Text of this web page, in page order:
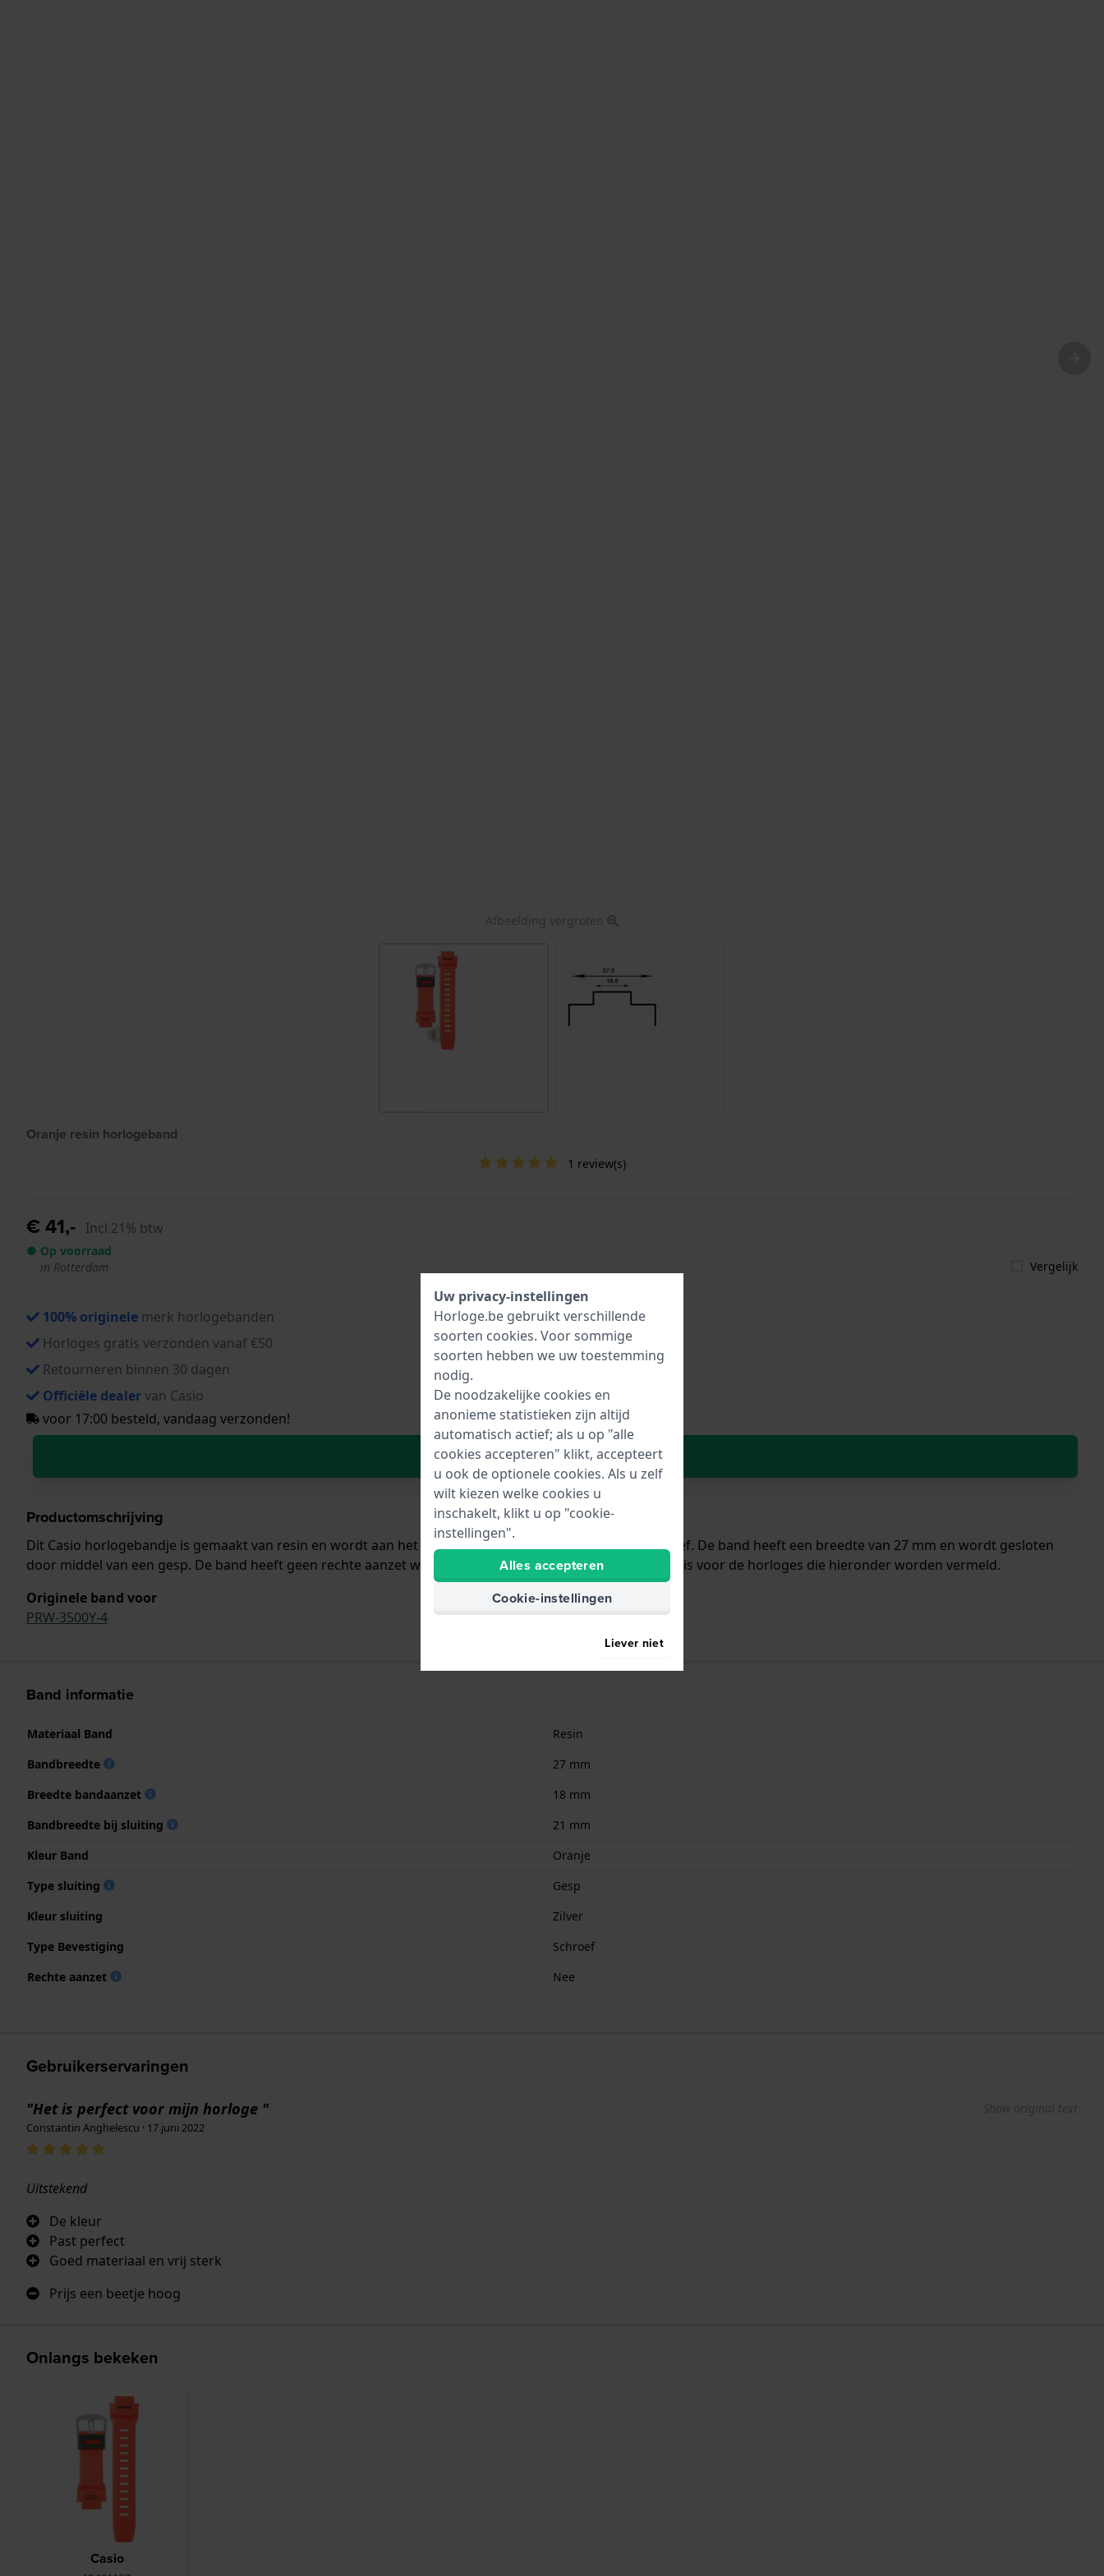
Afbeelding vergroten
Oranje resin horlogeband
1 review(s)
€ 41,- Incl 21% btw
● Op voorraad
in Rotterdam
Vergelijk
100% originele merk horlogebanden
Horloges gratis verzonden vanaf €50
Retourneren binnen 30 dagen
Officiële dealervan Casio
voor 17:00 besteld, vandaag verzonden!
In Winkelwagen
Productomschrijving
Dit Casio horlogebandje is gemaakt van resin en wordt aan het horloge bevestigd door middel van schroef. De band heeft een breedte van 27 mm en wordt gesloten
door middel van een gesp. De band heeft geen rechte aanzet wat betekent dat deze band alleen geschikt is voor de horloges die hieronder worden vermeld.
Originele band voor
PRW-3500Y-4
Band informatie
Materiaal Band
Resin
Bandbreedte
27 mm
Breedte bandaanzet
18 mm
Bandbreedte bij sluiting
21 mm
Kleur Band
Oranje
Type sluiting
Gesp
Kleur sluiting
Zilver
Type Bevestiging
Schroef
Rechte aanzet
Nee
Gebruikerservaringen
"Het is perfect voor mijn horloge " Show original text
Constantin Anghelescu · 17 juni 2022
Uitstekend
De kleur
Past perfect
Goed materiaal en vrij sterk
Prijs een beetje hoog
Onlangs bekeken
Casio
Uw privacy-instellingen
Horloge.be gebruikt verschillende
soorten cookies. Voor sommige
soorten hebben we uw toestemming
nodig.
De noodzakelijke cookies en
anonieme statistieken zijn altijd
automatisch actief; als u op "alle
cookies accepteren" klikt, accepteert
u ook de optionele cookies. Als u zelf
wilt kiezen welke cookies u
inschakelt, klikt u op "cookie-
instellingen".
Alles accepteren
Cookie-instellingen
Liever niet